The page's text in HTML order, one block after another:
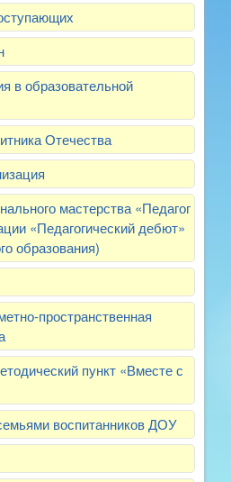
в образовательной
Отечества
мастерства «Педагог
«Педагогический дебют»
образования)
пространственная
пункт «Вместе с
воспитанников ДОУ